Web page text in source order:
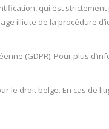
qui est
illicite de la procédure
(GDPR). Pour plus
le droit belge. En cas de